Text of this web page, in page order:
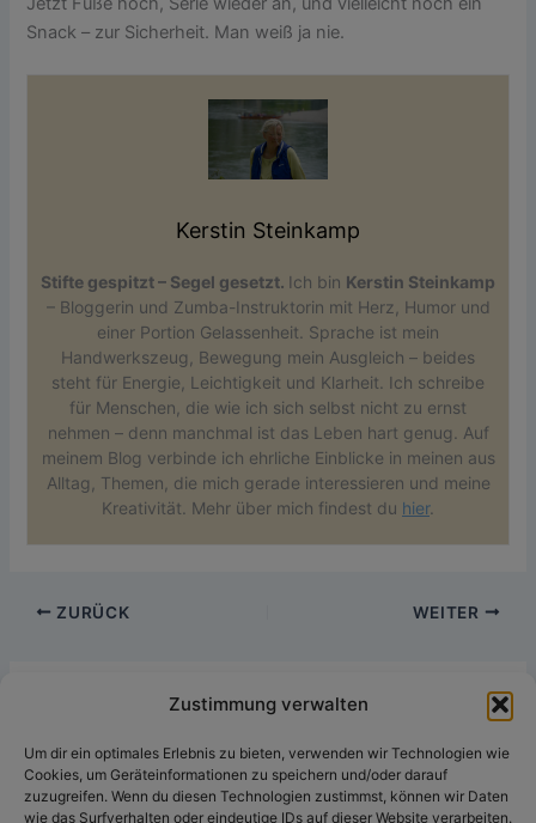
Zustimmung verwalten
Um dir ein optimales Erlebnis zu bieten, verwenden wir Technologien wie
Cookies, um Geräteinformationen zu speichern und/oder darauf
zuzugreifen. Wenn du diesen Technologien zustimmst, können wir Daten
wie das Surfverhalten oder eindeutige IDs auf dieser Website verarbeiten.
Snack – zur Sicherheit. Man weiß ja nie.
Kerstin Steinkamp
Stifte gespitzt – Segel gesetzt. Ich bin Kerstin Steinkamp
– Bloggerin und Zumba-Instruktorin mit Herz, Humor und
einer Portion Gelassenheit. Sprache ist mein
Handwerkszeug, Bewegung mein Ausgleich – beides
steht für Energie, Leichtigkeit und Klarheit. Ich schreibe
für Menschen, die wie ich sich selbst nicht zu ernst
nehmen – denn manchmal ist das Leben hart genug. Auf
meinem Blog verbinde ich ehrliche Einblicke in meinen aus
Alltag, Themen, die mich gerade interessieren und meine
Kreativität. Mehr über mich findest du hier.
ZURÜCK WEITER
1 Kommentar zu „12 von 12 Oktober 2025“
Pingback:KW41/2025: Alle TCS-Blogartikel - The
Content Society